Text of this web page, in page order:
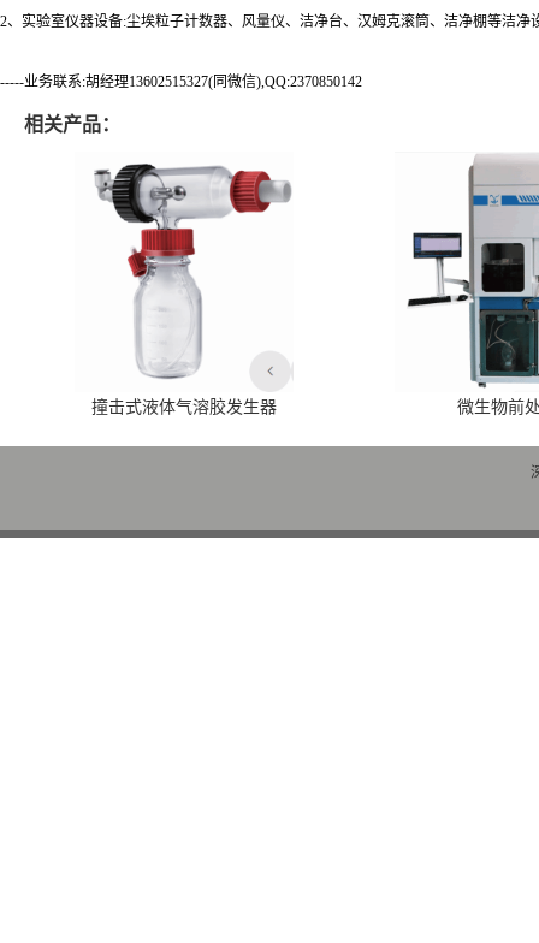
2、实验室仪器设备:尘埃粒子计数器、风量仪、洁净台、汉姆克滚筒、洁净棚等洁
-----业务联系:胡经理13602515327(同微信),QQ:2370850142
相关产品：
撞击式液体气溶胶发生器 微生物前